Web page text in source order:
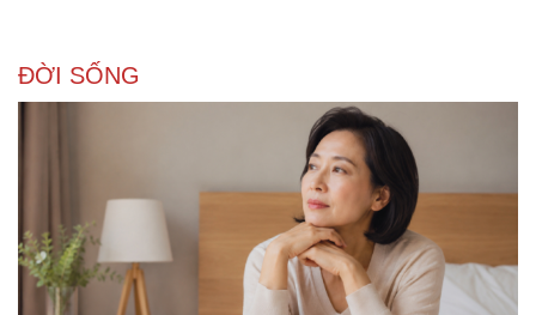
Sân khấu - Điện ảnh
Văn học
Thời trang
Sao Việt
ĐỜI SỐNG